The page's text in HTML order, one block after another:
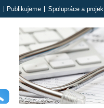
Publikujeme Spolupráce a